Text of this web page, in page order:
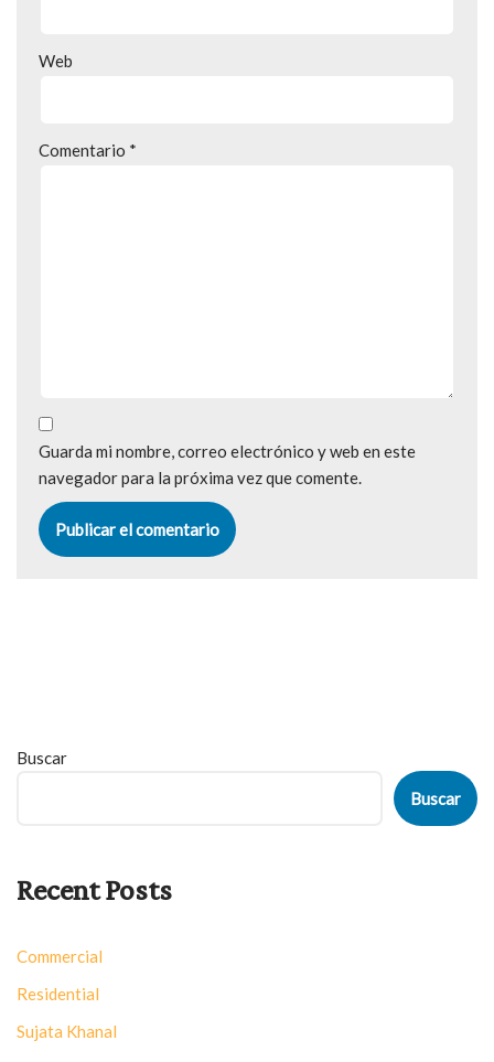
Web
Comentario *
Guarda mi nombre, correo electrónico y web en este
navegador para la próxima vez que comente.
Buscar
Buscar
Recent Posts
Commercial
Residential
Sujata Khanal